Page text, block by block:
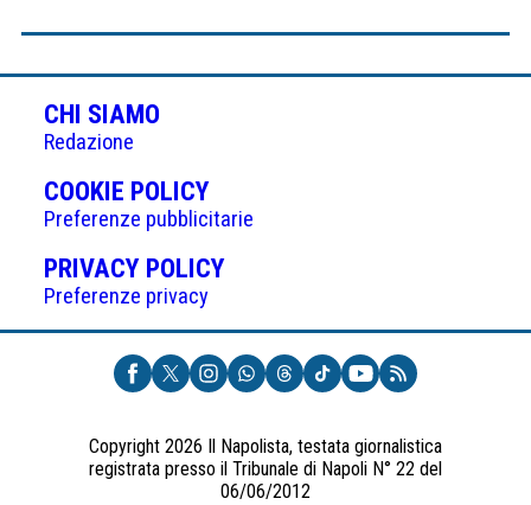
CHI SIAMO
Redazione
COOKIE POLICY(APRE
IN
UNA
NUOVA
Preferenze pubblicitarie
PRIVACY POLICY(APRE
UNA
NUOVA
SCHEDA)
Preferenze privacy
Copyright 2026 Il Napolista, testata giornalistica
registrata presso il Tribunale di Napoli N° 22 del
06/06/2012